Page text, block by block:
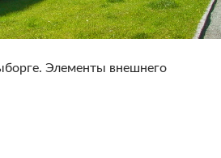
Элементы внешнего